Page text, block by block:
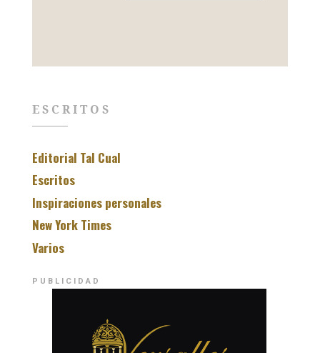
ESCRITOS
Editorial Tal Cual
Escritos
Inspiraciones personales
New York Times
Varios
PUBLICIDAD